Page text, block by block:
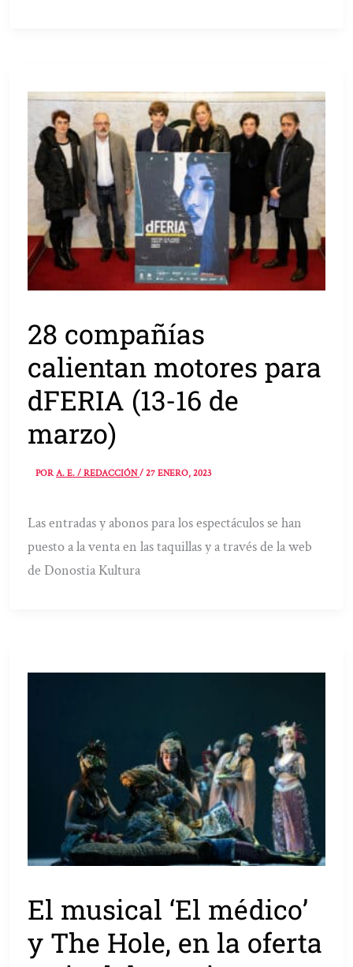
28 compañías
calientan motores para
dFERIA (13-16 de
marzo)
PORA. E. / REDACCIÓN/27 ENERO, 2023
Las entradas y abonos para los espectáculos se han
puesto a la venta en las taquillas y a través de la web
de Donostia Kultura
El musical ‘El médico’
y The Hole, en la oferta